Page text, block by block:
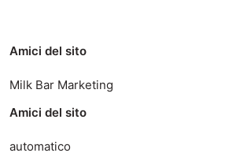
Amici del sito
Milk Bar Marketing
Amici del sito
automatico